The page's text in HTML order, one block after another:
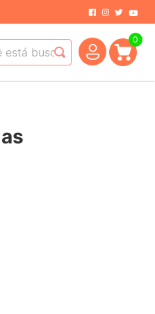
buscando hoje? 0